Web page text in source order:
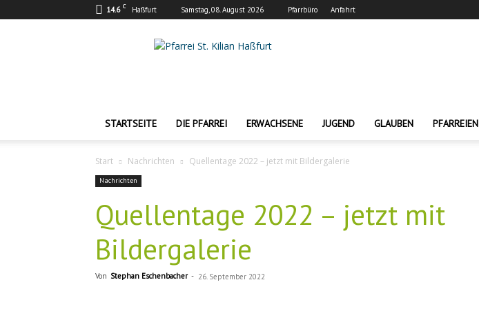
14.6 C Haßfurt Samstag, 08. August 2026 Pfarrbüro Anfahrt
Pfarrei
STARTSEITE DIE PFARREI ERWACHSENE JUGEND GLAUBEN PFARREIEN
Start Nachrichten Quellentage 2022 – jetzt mit Bildergalerie
Nachrichten
Quellentage 2022 – jetzt mit
Bildergalerie
Von Stephan Eschenbacher - 26. September 2022